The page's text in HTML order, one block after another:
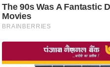
स्खे
प
न